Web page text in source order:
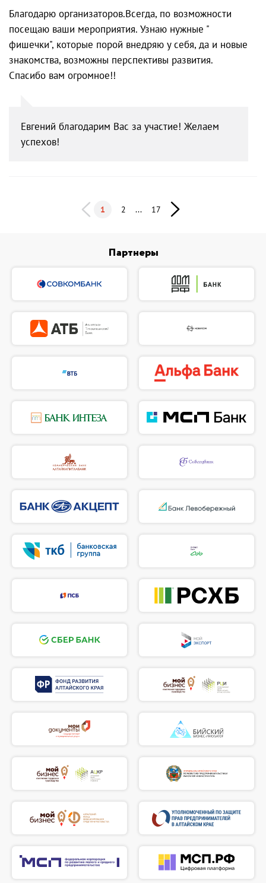
Благодарю организаторов.Всегда, по возможности
посещаю ваши мероприятия. Узнаю нужные "
фишечки", которые порой внедряю у себя, да и новые
знакомства, возможны перспективы развития.
Спасибо вам огромное!!
Евгений благодарим Вас за участие! Желаем
успехов!
1 2 ... 17
Партнеры